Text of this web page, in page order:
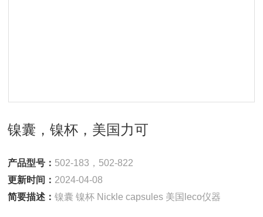
镍囊，镍杯，美国力可
产品型号： 502-183，502-822
更新时间： 2024-04-08
简要描述：镍囊 镍杯 Nickle capsules 美国leco仪器